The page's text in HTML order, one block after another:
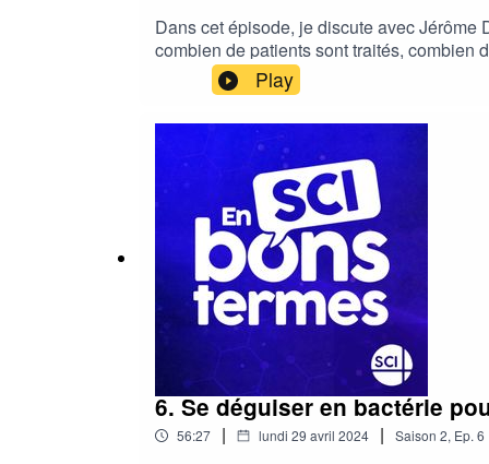
Dans cet épisode, je discute avec Jérôme
combien de patients sont traités, combien
vis à vis de la pandémie.Lisez leur
bons termes est le podcast où on parle
enseignante, formatrice et elle-même
Play
6. Se déguiser en bactérie
56:27 | lundi 29 avril 2024 | Saison 2, Ep. 6